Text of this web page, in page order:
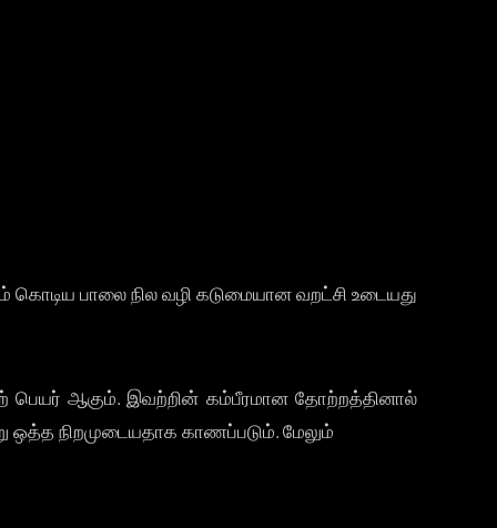
கொடிய பாலை நில வழி கடுமையான வறட்சி உடையது
பெயர் ஆகும். இவற்றின் கம்பீரமான தோற்றத்தினால்
நிறமுடையதாக காணப்படும். மேலும்